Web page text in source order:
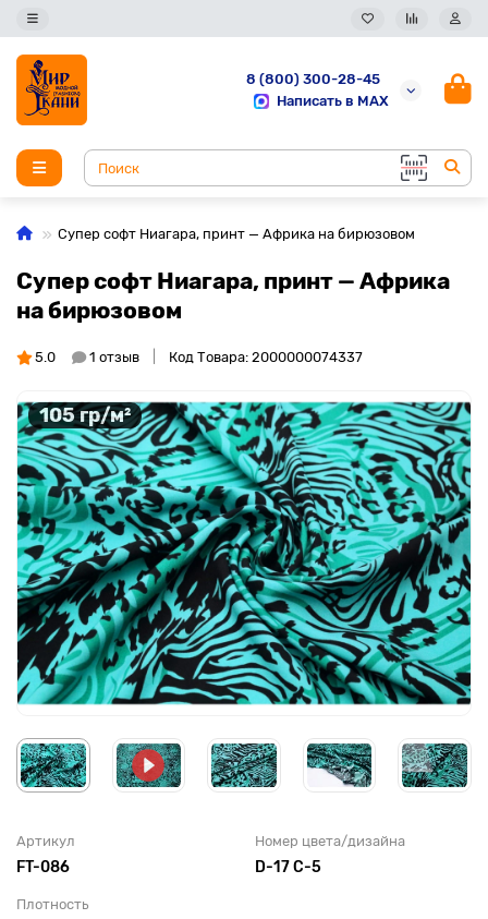
8 (800) 300-28-45
Написать в MAX
Супер софт Ниагара, принт — Африка на бирюзовом
Супер софт Ниагара, принт — Африка
на бирюзовом
5.0 1 отзыв Код Товара: 2000000074337
105 гр/м²
Артикул
FT-086
Номер цвета/дизайна
D-17 С-5
Плотность